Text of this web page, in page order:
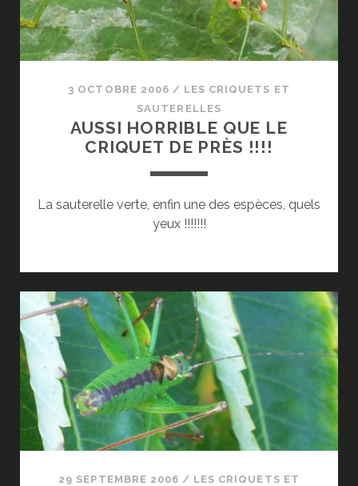
3 OCTOBRE 2006 / LES CRIQUETS ET
SAUTERELLES
AUSSI HORRIBLE QUE LE
CRIQUET DE PRÈS !!!!
La sauterelle verte, enfin une des espèces, quels
yeux !!!!!!!
29 SEPTEMBRE 2006 / LES CRIQUETS ET